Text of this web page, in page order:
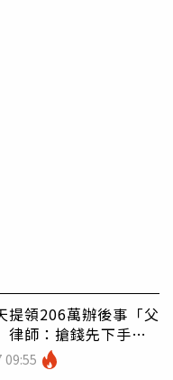
提領206萬辦後事「父
師：搶錢先下手是
09:55